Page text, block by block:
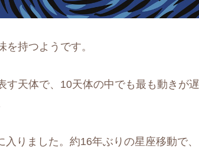
を持つようです。
す天体で、10天体の中でも最も動きが遅
りました。約16年ぶりの星座移動で、